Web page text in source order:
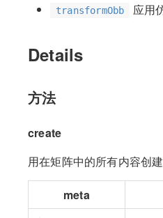
transformObb 应用
Details
方法
create
用在矩阵中的所有内容创
meta